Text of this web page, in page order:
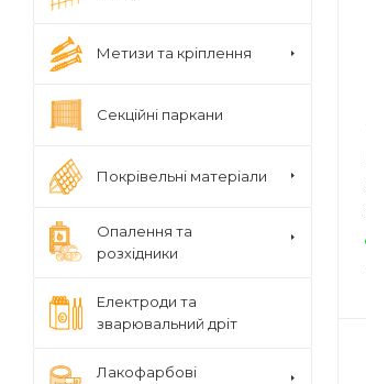
Метизи та кріплення
Секційні паркани
Покрівельні матеріали
Опалення та
розхідники
Електроди та
зварювальний дріт
Лакофарбові